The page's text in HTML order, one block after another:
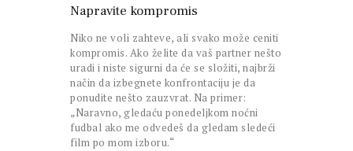
Napravite kompromis
Niko ne voli zahteve, ali svako može ceniti
kompromis. Ako želite da vaš partner nešto
uradi i niste sigurni da će se složiti, najbrži
način da izbegnete konfrontaciju je da
ponudite nešto zauzvrat. Na primer:
„Naravno, gledaću ponedeljkom noćni
fudbal ako me odvedeš da gledam sledeći
film po mom izboru.“